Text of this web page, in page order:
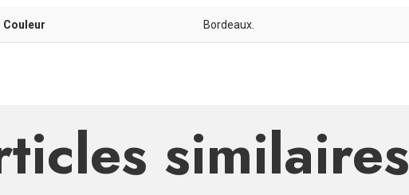
Couleur Bordeaux.
similaires